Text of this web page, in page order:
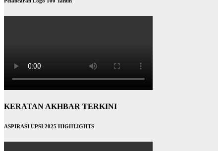
KERATAN AKHBAR TERKINI
ASPIRASI UPSI 2025 HIGHLIGHTS